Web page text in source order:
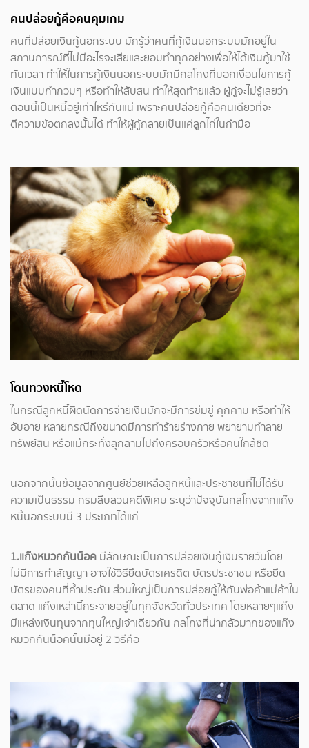
คนปล่อยกู้คือคนคุมเกม
คนที่ปล่อยเงินกู้นอกระบบ มักรู้ว่าคนที่กู้เงินนอกระบบมักอยู่ใน
สถานการณ์ที่ไม่มีอะไรจะเสียและยอมทำทุกอย่างเพื่อให้ได้เงินกู้มาใช้
ทันเวลา ทำให้ในการกู้เงินนอกระบบมักมีกลโกงที่บอกเงื่อนไขการกู้
เงินแบบกำกวมๆ หรือทำให้สับสน ทำให้สุดท้ายแล้ว ผู้กู้จะไม่รู้เลยว่า
ตอนนี้เป็นหนี้อยู่เท่าไหร่กันแน่ เพราะคนปล่อยกู้คือคนเดียวที่จะ
ตีความข้อตกลงนั้นได้ ทำให้ผู้กู้กลายเป็นแค่ลูกไก่ในกำมือ
โดนทวงหนี้โหด
ในกรณีลูกหนี้ผิดนัดการจ่ายเงินมักจะมีการข่มขู่ คุกคาม หรือทำให้
อับอาย หลายกรณีถึงขนาดมีการทำร้ายร่างกาย พยายามทำลาย
ทรัพย์สิน หรือแม้กระทั่งลุกลามไปถึงครอบครัวหรือคนใกล้ชิด
นอกจากนั้นข้อมูลจากศูนย์ช่วยเหลือลูกหนี้และประชาชนที่ไม่ได้รับ
ความเป็นธรรม กรมสืบสวนคดีพิเศษ ระบุว่าปัจจุบันกลโกงจากแก๊ง
หนี้นอกระบบมี 3 ประเภทได้แก่
1.แก๊งหมวกกันน็อค มีลักษณะเป็นการปล่อยเงินกู้เงินรายวันโดย
ไม่มีการทำสัญญา อาจใช้วิธียึดบัตรเครดิต บัตรประชาชน หรือยึด
บัตรของคนที่ค้ำประกัน ส่วนใหญ่เป็นการปล่อยกู้ให้กับพ่อค้าแม่ค้าใน
ตลาด แก๊งเหล่านี้กระจายอยู่ในทุกจังหวัดทั่วประเทศ โดยหลายๆแก๊ง
มีแหล่งเงินทุนจากทุนใหญ่เจ้าเดียวกัน กลโกงที่น่ากลัวมากของแก๊ง
หมวกกันน็อคนั้นมีอยู่ 2 วิธีคือ